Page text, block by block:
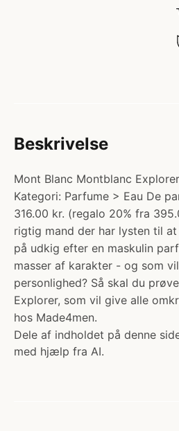
Beskrivelse
Mont Blanc Montblanc
Kategori: Parfume > Eau De
316.00 kr. (regalo 20% fra
rigtig mand der har lysten til
på udkig efter en maskulin
masser af karakter - og som
personlighed? Så skal du
Explorer, som vil give alle
hos Made4men.
Dele af indholdet på denne
med hjælp fra AI.